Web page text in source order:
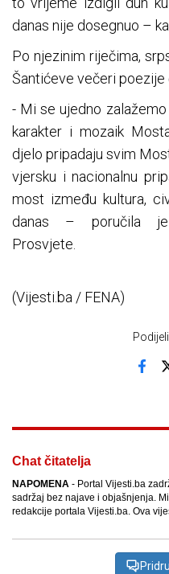
danas nije dosegnuo –
Po njezinim riječima,
Šantićeve večeri poezije
- Mi se ujedno
karakter i mozaik
djelo pripadaju svim
vjersku i nacionalnu
most između kultura,
danas – poručila je
Prosvjete.
(Vijesti.ba / FENA)
Chat čitatelja
NAPOMENA - Portal Vijesti.ba
sadržaj bez najave i objašnjenja.
redakcije portala Vijesti.ba. Ova